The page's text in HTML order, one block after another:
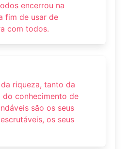
encerrou na
fim de usar de
com todos.
riqueza, tanto da
do conhecimento de
são os seus
os seus